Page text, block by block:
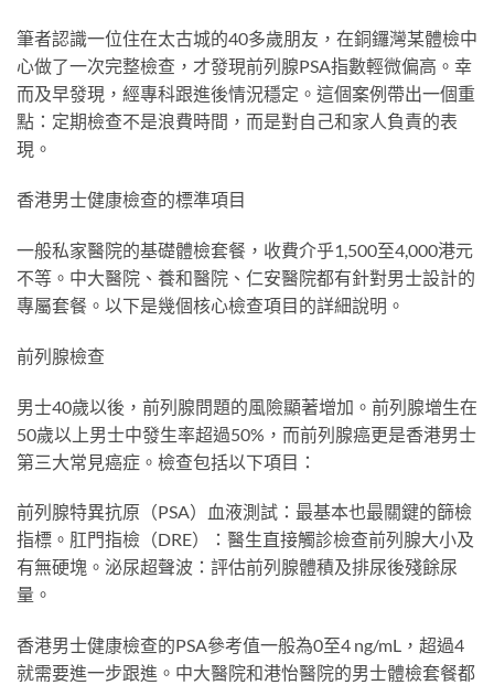
筆者認識一位住在太古城的40多歲朋友，在銅鑼灣某體檢中
心做了一次完整檢查，才發現前列腺PSA指數輕微偏高。幸
而及早發現，經專科跟進後情況穩定。這個案例帶出一個重
點：定期檢查不是浪費時間，而是對自己和家人負責的表
現。
香港男士健康檢查的標準項目
一般私家醫院的基礎體檢套餐，收費介乎1,500至4,000港元
不等。中大醫院、養和醫院、仁安醫院都有針對男士設計的
專屬套餐。以下是幾個核心檢查項目的詳細說明。
前列腺檢查
男士40歲以後，前列腺問題的風險顯著增加。前列腺增生在
50歲以上男士中發生率超過50%，而前列腺癌更是香港男士
第三大常見癌症。檢查包括以下項目：
前列腺特異抗原（PSA）血液測試：最基本也最關鍵的篩檢
指標。肛門指檢（DRE）：醫生直接觸診檢查前列腺大小及
有無硬塊。泌尿超聲波：評估前列腺體積及排尿後殘餘尿
量。
香港男士健康檢查的PSA參考值一般為0至4 ng/mL，超過4
就需要進一步跟進。中大醫院和港怡醫院的男士體檢套餐都